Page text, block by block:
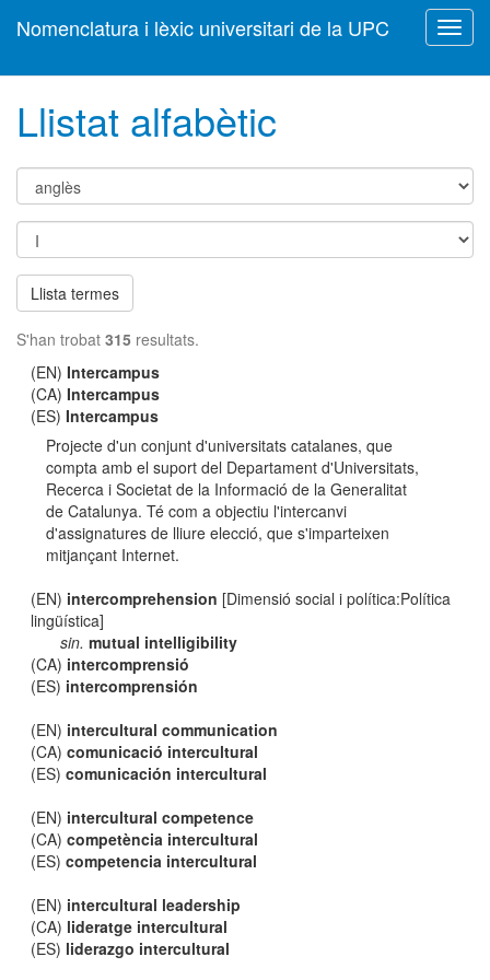
Nomenclatura i lèxic universitari de la UPC
Llistat alfabètic
Llista termes
S'han trobat 315 resultats.
(EN)Intercampus
(CA)Intercampus
(ES)Intercampus
Projecte d'un conjunt d'universitats catalanes, que
compta amb el suport del Departament d'Universitats,
Recerca i Societat de la Informació de la Generalitat
de Catalunya. Té com a objectiu l'intercanvi
d'assignatures de lliure elecció, que s'imparteixen
mitjançant Internet.
(EN) intercomprehension [Dimensió social i política:Política
lingüística]
sin. mutual intelligibility
(CA) intercomprensió
(ES) intercomprensión
(EN) intercultural communication
(CA)comunicació intercultural
(ES)comunicación intercultural
(EN) intercultural competence
(CA)competència intercultural
(ES)competencia intercultural
(EN) intercultural leadership
(CA) lideratge intercultural
(ES) liderazgo intercultural